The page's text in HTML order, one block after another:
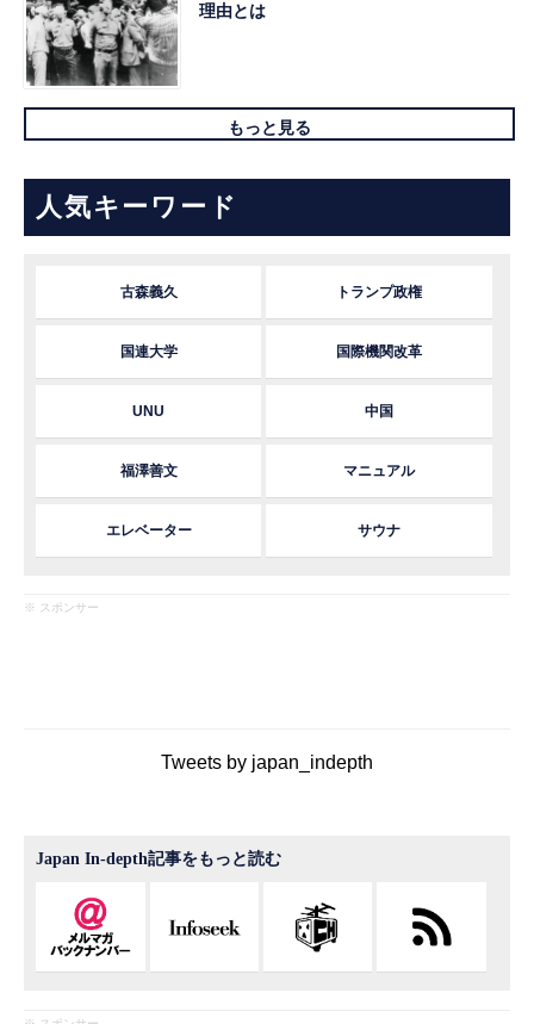
理由とは
もっと見る
人気キーワード
古森義久 トランプ政権
国連大学 国際機関改革
UNU 中国
福澤善文 マニュアル
エレベーター サウナ
※ スポンサー
Tweets by japan_indepth
Japan In-depth記事をもっと読む